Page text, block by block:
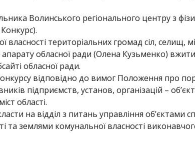
Волинського регіонального центру з
власності територіальних громад сіл, селищ,
обласної ради (Олена Кузьменко) вжити
обласної ради.
відповідно до вимог Положення про
підприємств, установ, організацій –
області.
на відділ з питань управління об’єктами
та землями комунальної власності